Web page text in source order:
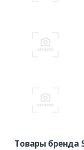
Товары бренда